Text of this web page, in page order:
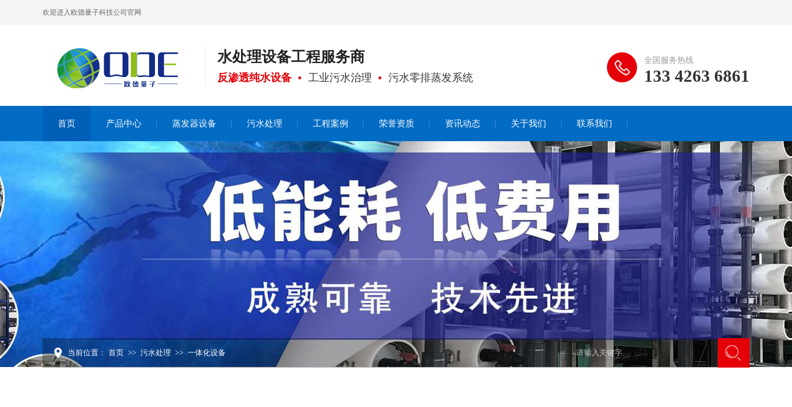
欢迎进入欧德量子科技公司官网
水处理设备工程服务商
反渗透纯水设备 工业污水治理 污水零排蒸发系统
全国服务热线
133 4263 6861
首页 产品中心 蒸发器设备 污水处理 工程案例 荣誉资质 资讯动态 关于我们 联系我们
当前位置： 首页 >> 污水处理 >> 一体化设备